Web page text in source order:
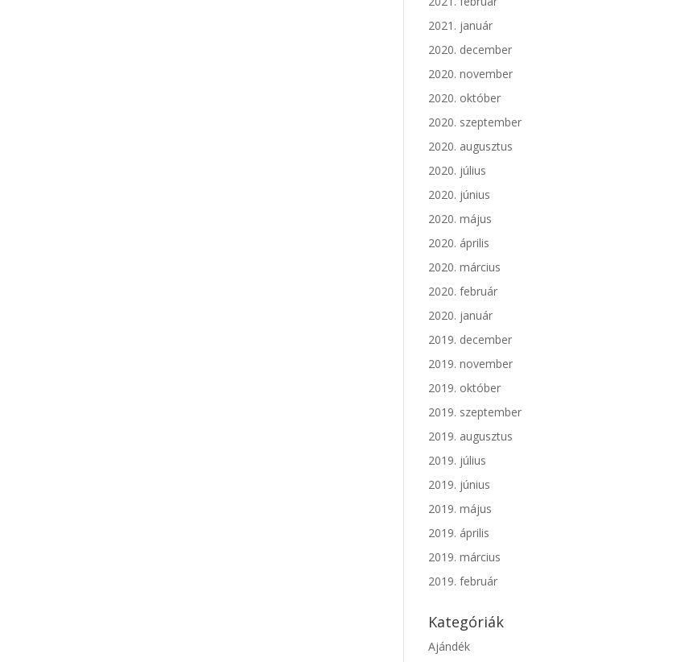
2021. január
2020. december
2020. november
2020. október
2020. szeptember
2020. augusztus
2020. július
2020. június
2020. május
2020. április
2020. március
2020. február
2020. január
2019. december
2019. november
2019. október
2019. szeptember
2019. augusztus
2019. július
2019. június
2019. május
2019. április
2019. március
2019. február
Kategóriák
Ajándék